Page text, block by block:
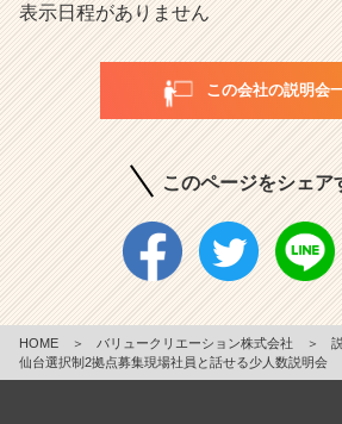
表示日程がありません
この会社の説明会
このページをシェア
HOME ＞ バリュークリエーション株式会社 ＞
仙台選択制2拠点募集現場社員と話せる少人数説明会